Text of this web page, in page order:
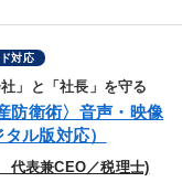
対応
」と「社長」を守る
防衛術〉音声・映像
ル版対応）
表兼CEO／税理士)